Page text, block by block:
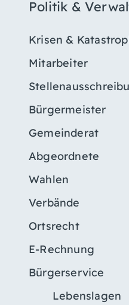
Politik &
Krisen &
Mitarbeiter
Bürgermeister
Gemeinderat
Abgeordnete
Wahlen
Verbände
Ortsrecht
E-Rechnung
Bürgerservice
Lebenslagen